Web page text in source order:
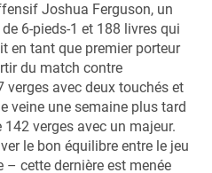
Joshua Ferguson, un
6-pieds-1 et 188 livres qui
en tant que premier porteur
du match contre
verges avec deux touchés et
veine une semaine plus tard
142 verges avec un majeur.
le bon équilibre entre le jeu
– cette dernière est menée